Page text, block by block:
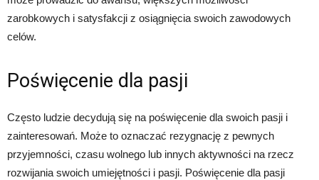
zarobkowych i satysfakcji z osiągnięcia swoich zawodowych
celów.
Poświęcenie dla pasji
Często ludzie decydują się na poświęcenie dla swoich pasji i
zainteresowań. Może to oznaczać rezygnację z pewnych
przyjemności, czasu wolnego lub innych aktywności na rzecz
rozwijania swoich umiejętności i pasji. Poświęcenie dla pasji